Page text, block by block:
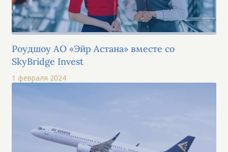
Роудшоу АО «Эйр Астана» вместе со
SkyBridge Invest
1 февраля 2024